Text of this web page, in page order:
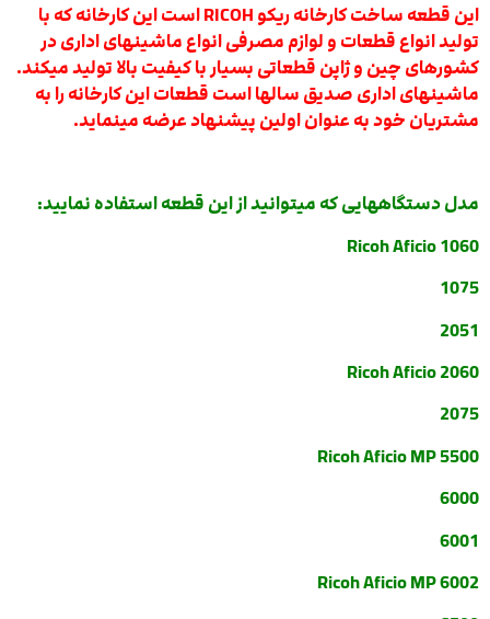
این قطعه ساخت کارخانه ریکو RICOH است این کارخانه که با
تولید انواع قطعات و لوازم مصرفی انواع ماشینهای اداری در
کشورهای چین و ژاپن قطعاتی بسیار با کیفیت بالا تولید میکند.
ماشینهای اداری صدیق سالها است قطعات این کارخانه را به
مشتریان خود به عنوان اولین پیشنهاد عرضه مینماید.
مدل دستگاههایی که میتوانید از این قطعه استفاده نمایید:
Ricoh Aficio 1060
1075
2051
Ricoh Aficio 2060
2075
Ricoh Aficio MP 5500
6000
6001
Ricoh Aficio MP 6002